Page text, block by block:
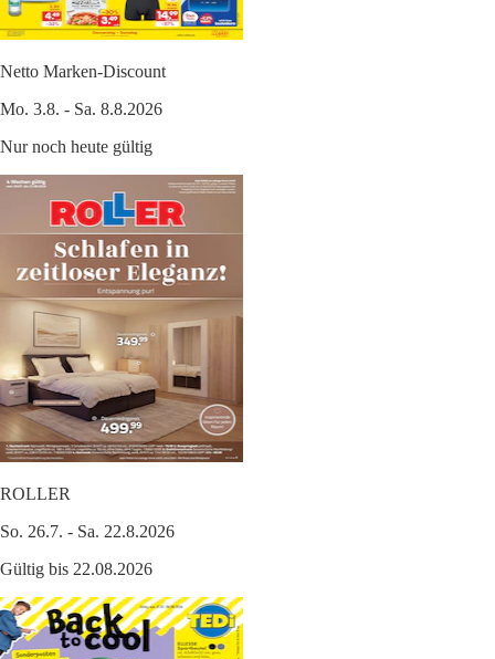
Netto Marken-Discount
Mo. 3.8. - Sa. 8.8.2026
Nur noch heute gültig
ROLLER
So. 26.7. - Sa. 22.8.2026
Gültig bis 22.08.2026